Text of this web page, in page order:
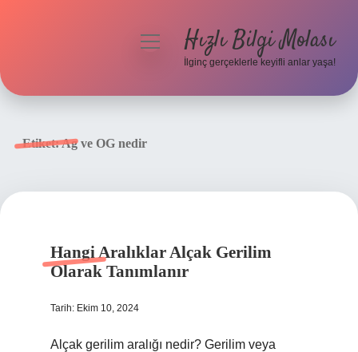
menüyüHızlı Bilgi Molası
İlginç gerçeklerle keyifli anlar yaşa!
Etiket:Ag ve OG nedir
Hangi Aralıklar Alçak Gerilim
Olarak Tanımlanır
Tarih: Ekim 10, 2024
Alçak gerilim aralığı nedir? Gerilim veya